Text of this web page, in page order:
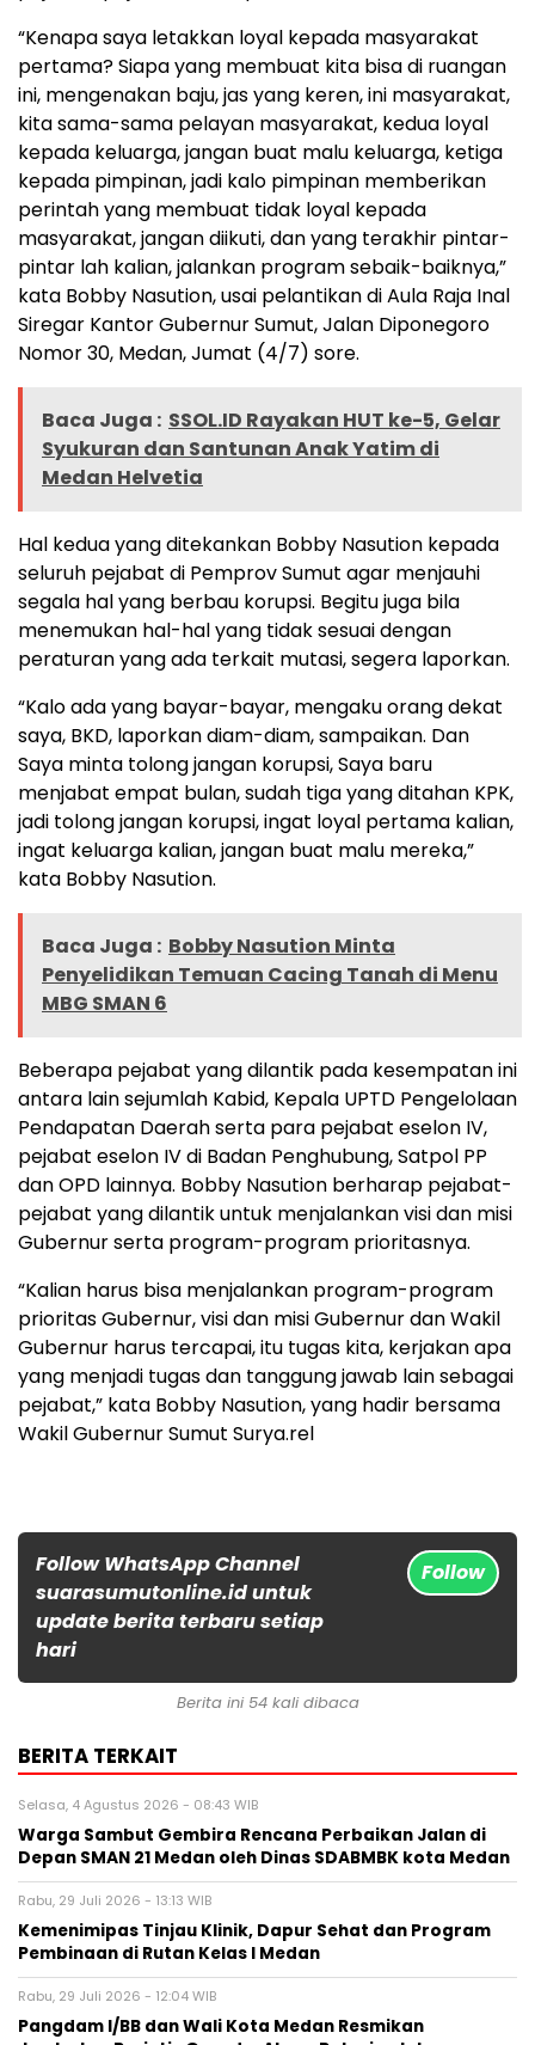
“Kenapa saya letakkan loyal kepada masyarakat
pertama? Siapa yang membuat kita bisa di ruangan
ini, mengenakan baju, jas yang keren, ini masyarakat,
kita sama-sama pelayan masyarakat, kedua loyal
kepada keluarga, jangan buat malu keluarga, ketiga
kepada pimpinan, jadi kalo pimpinan memberikan
perintah yang membuat tidak loyal kepada
masyarakat, jangan diikuti, dan yang terakhir pintar-
pintar lah kalian, jalankan program sebaik-baiknya,”
kata Bobby Nasution, usai pelantikan di Aula Raja Inal
Siregar Kantor Gubernur Sumut, Jalan Diponegoro
Nomor 30, Medan, Jumat (4/7) sore.
Baca Juga : SSOL.ID Rayakan HUT ke-5, Gelar
Syukuran dan Santunan Anak Yatim di
Medan Helvetia
Hal kedua yang ditekankan Bobby Nasution kepada
seluruh pejabat di Pemprov Sumut agar menjauhi
segala hal yang berbau korupsi. Begitu juga bila
menemukan hal-hal yang tidak sesuai dengan
peraturan yang ada terkait mutasi, segera laporkan.
“Kalo ada yang bayar-bayar, mengaku orang dekat
saya, BKD, laporkan diam-diam, sampaikan. Dan
Saya minta tolong jangan korupsi, Saya baru
menjabat empat bulan, sudah tiga yang ditahan KPK,
jadi tolong jangan korupsi, ingat loyal pertama kalian,
ingat keluarga kalian, jangan buat malu mereka,”
kata Bobby Nasution.
Baca Juga : Bobby Nasution Minta
Penyelidikan Temuan Cacing Tanah di Menu
MBG SMAN 6
Beberapa pejabat yang dilantik pada kesempatan ini
antara lain sejumlah Kabid, Kepala UPTD Pengelolaan
Pendapatan Daerah serta para pejabat eselon IV,
pejabat eselon IV di Badan Penghubung, Satpol PP
dan OPD lainnya. Bobby Nasution berharap pejabat-
pejabat yang dilantik untuk menjalankan visi dan misi
Gubernur serta program-program prioritasnya.
“Kalian harus bisa menjalankan program-program
prioritas Gubernur, visi dan misi Gubernur dan Wakil
Gubernur harus tercapai, itu tugas kita, kerjakan apa
yang menjadi tugas dan tanggung jawab lain sebagai
pejabat,” kata Bobby Nasution, yang hadir bersama
Wakil Gubernur Sumut Surya.rel
Follow WhatsApp Channel
suarasumutonline.id untuk
update berita terbaru setiap
hari
Follow
Berita ini 54 kali dibaca
BERITA TERKAIT
Selasa, 4 Agustus 2026 - 08:43 WIB
Warga Sambut Gembira Rencana Perbaikan Jalan di
Depan SMAN 21 Medan oleh Dinas SDABMBK kota Medan
Rabu, 29 Juli 2026 - 13:13 WIB
Kemenimipas Tinjau Klinik, Dapur Sehat dan Program
Pembinaan di Rutan Kelas I Medan
Rabu, 29 Juli 2026 - 12:04 WIB
Pangdam I/BB dan Wali Kota Medan Resmikan